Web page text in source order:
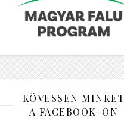
KÖVESSEN MINKET
A FACEBOOK-ON